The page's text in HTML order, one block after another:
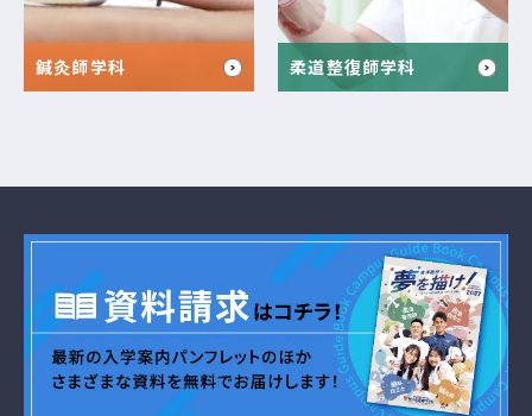
鍼灸師学科 柔道整復師学科